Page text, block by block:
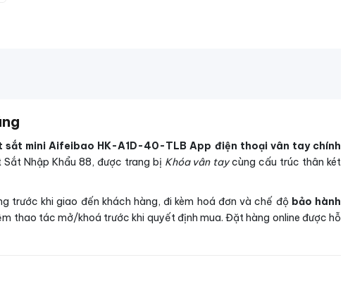
sắt mini Aifeibao HK-A1D-40-TLB App điện thoại vân tay chính
Nhập Khẩu 88, được trang bị Khóa vân taycùng cấu trúc thân két
trước khi giao đến khách hàng, đi kèm hoá đơn và chế độ bảo hành
thao tác mở/khoá trước khi quyết định mua. Đặt hàng online được hỗ